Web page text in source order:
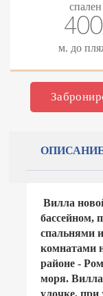
спален
400
м. до
Вилла
бассейном,
спальнями
комнатами
районе -
моря. Вилла
улочке, при